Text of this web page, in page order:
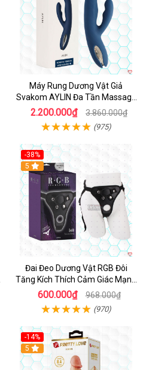
Máy Rung Dương Vật Giả
Svakom AYLIN Đa Tần Massage
Sướng
2.200.000₫ 3.860.000₫
(975)
-38%
Hot
5
Đai Đeo Dương Vật RGB Đôi
Tăng Kích Thích Cảm Giác Mạnh
Mẽ
600.000₫ 968.000₫
(970)
-14%
5